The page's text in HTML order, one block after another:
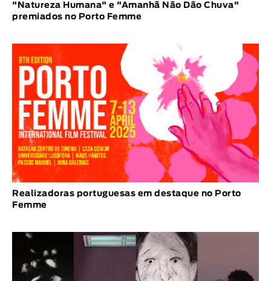
"Natureza Humana" e "Amanhã Não Dão Chuva"
premiados no Porto Femme
Realizadoras portuguesas em destaque no Porto
Femme